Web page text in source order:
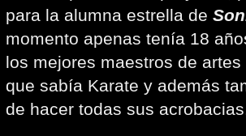
para la alumna estrella de
momento apenas tenía 18
los mejores maestros de
que sabía Karate y además
de hacer todas sus